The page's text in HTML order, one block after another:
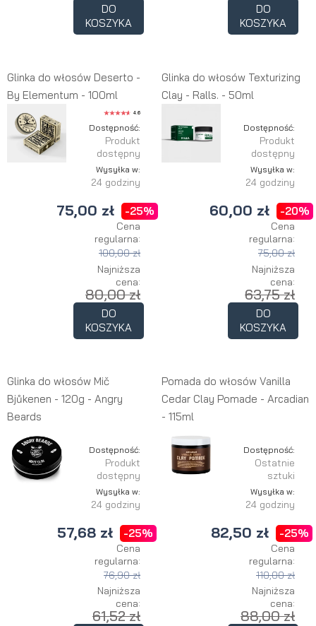
DO
KOSZYKA
DO
KOSZYKA
Glinka do włosów Deserto -
By Elementum - 100ml
4.6
Dostępność:
Produkt
dostępny
Wysyłka w:
24 godziny
75,00 zł -25%
Cena
regularna:
100,00 zł
Najniższa
cena:
80,00 zł
DO
KOSZYKA
Glinka do włosów Texturizing
Clay - Ralls. - 50ml
Dostępność:
Produkt
dostępny
Wysyłka w:
24 godziny
60,00 zł -20%
Cena
regularna:
75,00 zł
Najniższa
cena:
63,75 zł
DO
KOSZYKA
Glinka do włosów Mič
Bjůkenen - 120g - Angry
Beards
Dostępność:
Produkt
dostępny
Wysyłka w:
24 godziny
57,68 zł -25%
Cena
regularna:
76,90 zł
Najniższa
cena:
61,52 zł
Pomada do włosów Vanilla
Cedar Clay Pomade - Arcadian
- 115ml
Dostępność:
Ostatnie
sztuki
Wysyłka w:
24 godziny
82,50 zł -25%
Cena
regularna:
110,00 zł
Najniższa
cena:
88,00 zł